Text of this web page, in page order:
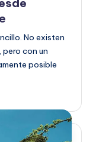
No existen
con un
posible